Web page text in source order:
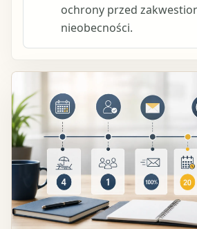
ochrony przed
nieobecności.